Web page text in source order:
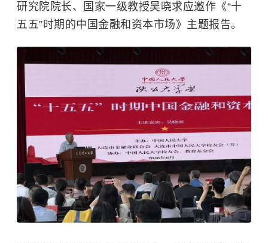
研究院院长、国家一级教授吴晓求应邀作《“十
五五”时期的中国金融和资本市场》主题报告。